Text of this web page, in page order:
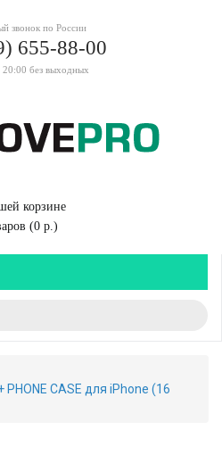
звонок по России
655-88-00
без выходных
корзине
(0 р.)
PHONE CASE для iPhone (16